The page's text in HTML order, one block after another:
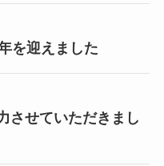
を迎えました
させていただきまし